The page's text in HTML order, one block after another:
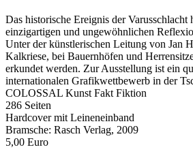
Das historische Ereignis der
einzigartigen und ungewöhnlichen
Unter der künstlerischen Leitung von Jan
Kalkriese, bei Bauernhöfen und
erkundet werden. Zur Ausstellung ist ein
internationalen Grafikwettbewerb in der
COLOSSAL Kunst Fakt Fiktion
286 Seiten
Hardcover mit Leineneinband
Bramsche: Rasch Verlag, 2009
5,00 Euro